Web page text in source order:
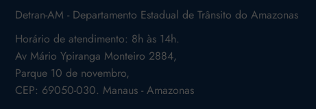
Detran-AM - Departamento Estadual de Trânsito do Amazonas
Horário de atendimento: 8h às 14h.
Av Mário Ypiranga Monteiro 2884,
Parque 10 de novembro,
CEP: 69050-030. Manaus - Amazonas